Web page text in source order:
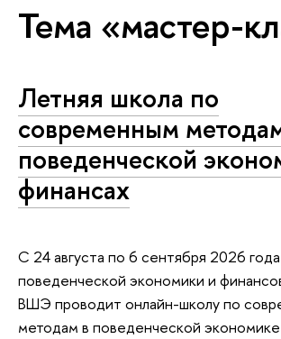
Тема «мастер-
Летняя школа по
современным
поведенческой
финансах
С 24 августа по 6 сентября 2026
поведенческой экономики и
ВШЭ проводит онлайн-школу по
методам в поведенческой